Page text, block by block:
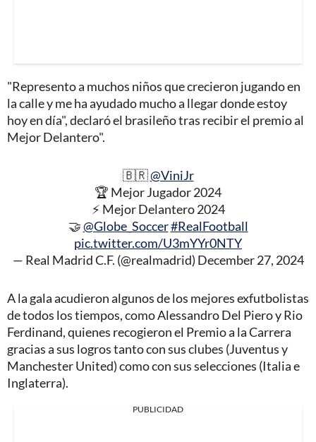
"Represento a muchos niños que crecieron jugando en
la calle y me ha ayudado mucho a llegar donde estoy
hoy en día", declaró el brasileño tras recibir el premio al
Mejor Delantero".
🇧🇷@ViniJr
🏆 Mejor Jugador 2024
⚡ Mejor Delantero 2024
🤝@Globe_Soccer#RealFootball
pic.twitter.com/U3mYYr0NTY
— Real Madrid C.F. (@realmadrid) December 27, 2024
A la gala acudieron algunos de los mejores exfutbolistas
de todos los tiempos, como Alessandro Del Piero y Rio
Ferdinand, quienes recogieron el Premio a la Carrera
gracias a sus logros tanto con sus clubes (Juventus y
Manchester United) como con sus selecciones (Italia e
Inglaterra).
PUBLICIDAD